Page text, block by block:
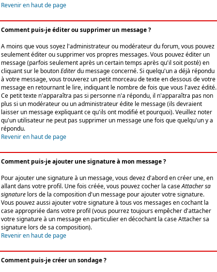
Revenir en haut de page
Comment puis-je éditer ou supprimer un message ?
A moins que vous soyez l'administrateur ou modérateur du forum, vous pouvez
seulement éditer ou supprimer vos propres messages. Vous pouvez éditer un
message (parfois seulement après un certain temps après qu'il soit posté) en
cliquant sur le boutonEditerdu message concerné. Si quelqu'un a déjà répondu
à votre message, vous trouverez un petit morceau de texte en dessous de votre
message en retournant le lire, indiquant le nombre de fois que vous l'avez édité.
Ce petit texte n'apparaîtra pas si personne n'a répondu, il n'apparaîtra pas non
plus si un modérateur ou un administrateur édite le message (ils devraient
laisser un message expliquant ce qu'ils ont modifié et pourquoi). Veuillez noter
qu'un utilisateur ne peut pas supprimer un message une fois que quelqu'un y a
répondu.
Revenir en haut de page
Comment puis-je ajouter une signature à mon message ?
Pour ajouter une signature à un message, vous devez d'abord en créer une, en
allant dans votre profil. Une fois créée, vous pouvez cocher la caseAttacher sa
signature lors de la composition d'un message pour ajouter votre signature.
Vous pouvez aussi ajouter votre signature à tous vos messages en cochant la
case appropriée dans votre profil (vous pourrez toujours empêcher d'attacher
votre signature à un message en particulier en décochant la case Attacher sa
signature lors de sa composition).
Revenir en haut de page
Comment puis-je créer un sondage ?